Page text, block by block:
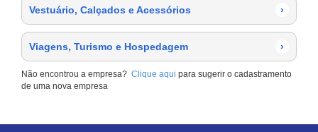
Vestuário, Calçados e Acessórios ›
Viagens, Turismo e Hospedagem ›
Não encontrou a empresa? Clique aqui para sugerir o cadastramento
de uma nova empresa